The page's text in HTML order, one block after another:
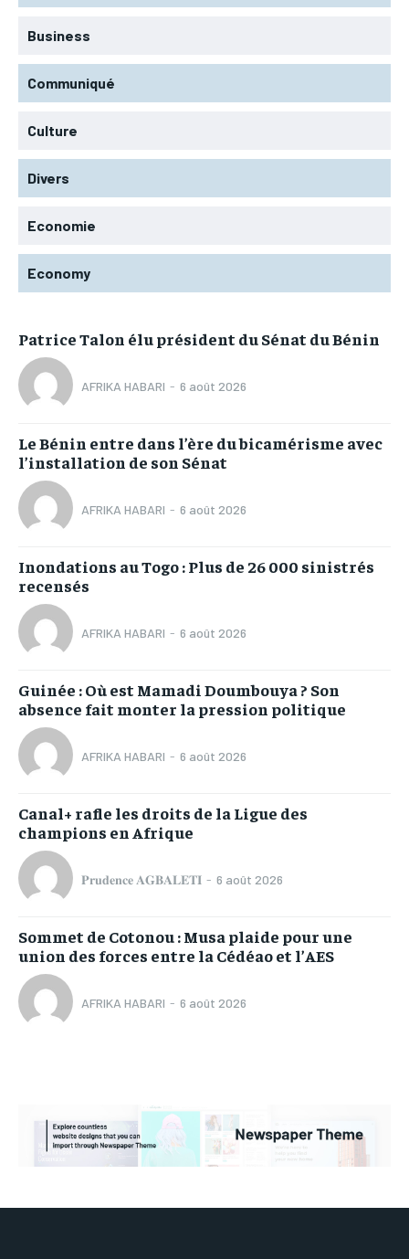
Business
Communiqué
Culture
Divers
Economie
Economy
Patrice Talon élu président du Sénat du Bénin
AFRIKA HABARI - 6 août 2026
Le Bénin entre dans l’ère du bicamérisme avec
l’installation de son Sénat
AFRIKA HABARI - 6 août 2026
Inondations au Togo : Plus de 26 000 sinistrés
recensés
AFRIKA HABARI - 6 août 2026
Guinée : Où est Mamadi Doumbouya ? Son
absence fait monter la pression politique
AFRIKA HABARI - 6 août 2026
Canal+ rafle les droits de la Ligue des
champions en Afrique
𝐏𝐫𝐮𝐝𝐞𝐧𝐜𝐞 𝐀𝐆𝐁𝐀𝐋𝐄𝐓𝐈 - 6 août 2026
Sommet de Cotonou : Musa plaide pour une
union des forces entre la Cédéao et l’AES
AFRIKA HABARI - 6 août 2026